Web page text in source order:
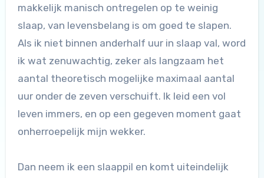
makkelijk manisch ontregelen op te weinig
slaap, van levensbelang is om goed te slapen.
Als ik niet binnen anderhalf uur in slaap val, word
ik wat zenuwachtig, zeker als langzaam het
aantal theoretisch mogelijke maximaal aantal
uur onder de zeven verschuift. Ik leid een vol
leven immers, en op een gegeven moment gaat
onherroepelijk mijn wekker.
Dan neem ik een slaappil en komt uiteindelijk